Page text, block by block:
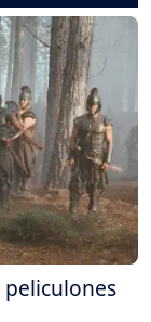
peliculones